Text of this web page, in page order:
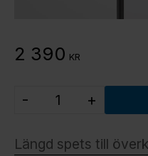
2 390 KR
+
-